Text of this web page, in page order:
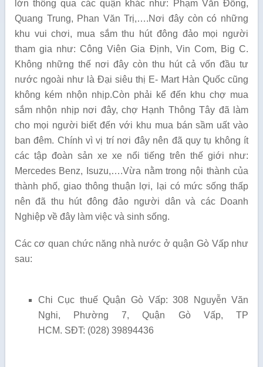
lớn thông qua các quận khác như: Phạm Văn Đồng,
Quang Trung, Phan Văn Trị,….Nơi đây còn có những
khu vui chơi, mua sắm thu hút đông đảo mọi người
tham gia như: Công Viên Gia Định, Vin Com, Big C.
Không những thế nơi đây còn thu hút cả vốn đầu tư
nước ngoài như là Đại siêu thị E- Mart Hàn Quốc cũng
không kém nhộn nhịp.Còn phải kể đến khu chợ mua
sắm nhộn nhịp nơi đây, chợ Hạnh Thông Tây đã làm
cho mọi người biết đến với khu mua bán sầm uất vào
ban đêm. Chính vì vị trí nơi đây nên đã quy tụ không ít
các tập đoàn sản xe xe nổi tiếng trên thế giới như:
Mercedes Benz, Isuzu,….Vừa nằm trong nội thành của
thành phố, giao thông thuận lợi, lại có mức sống thấp
nên đã thu hút đông đảo người dân và các Doanh
Nghiệp về đây làm việc và sinh sống.
Các cơ quan chức năng nhà nước ở quận Gò Vấp như
sau:
Chi Cục thuế Quận Gò Vấp: 308 Nguyễn Văn
Nghi, Phường 7, Quận Gò Vấp, TP
HCM. SĐT: (028) 39894436